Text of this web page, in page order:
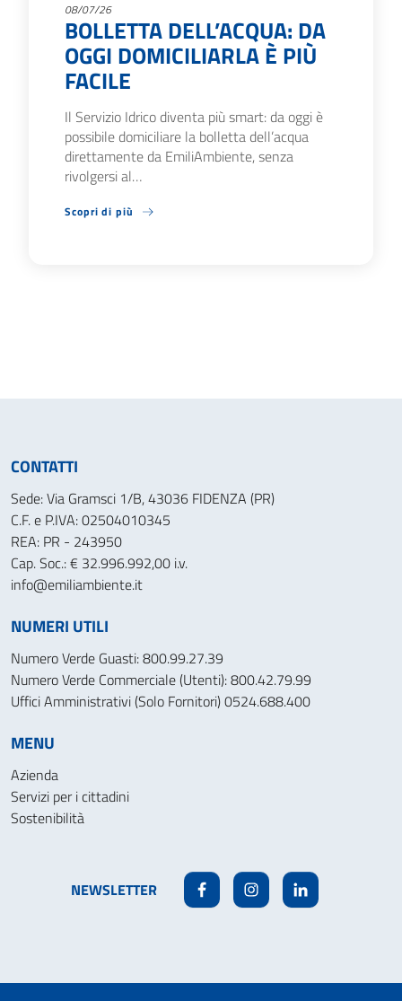
08/07/26
BOLLETTA DELL’ACQUA: DA
OGGI DOMICILIARLA È PIÙ
FACILE
Il Servizio Idrico diventa più smart: da oggi è
possibile domiciliare la bolletta dell’acqua
direttamente da EmiliAmbiente, senza
rivolgersi al…
Scopri di più
CONTATTI
Sede: Via Gramsci 1/B, 43036 FIDENZA (PR)
C.F. e P.IVA: 02504010345
REA: PR - 243950
Cap. Soc.: € 32.996.992,00 i.v.
info@emiliambiente.it
NUMERI UTILI
Numero Verde Guasti: 800.99.27.39
Numero Verde Commerciale (Utenti): 800.42.79.99
Uffici Amministrativi (Solo Fornitori) 0524.688.400
MENU
Azienda
Servizi per i cittadini
Sostenibilità
NEWSLETTER FacebookInstagramLinkedin